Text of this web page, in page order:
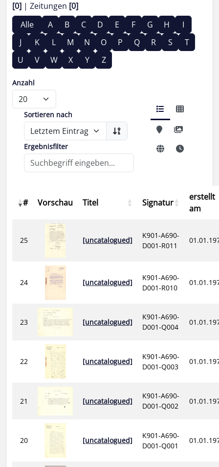
[0]
Zeitungen [0]
Alle
A B C D E F G H
I
J
K L M N O P Q R S
T
U
V W X Y Z
Anzahl
Sortieren nach
Ergebnisfilter
# Vorschau Titel Signatur
erstellt
am
25 [uncatalogued]
K901-A690-
D001-R011
24 [uncatalogued]
K901-A690-
D001-R010
23 [uncatalogued]
K901-A690-
D001-Q004
22 [uncatalogued]
K901-A690-
D001-Q003
21 [uncatalogued]
K901-A690-
D001-Q002
20 [uncatalogued]
K901-A690-
D001-Q001